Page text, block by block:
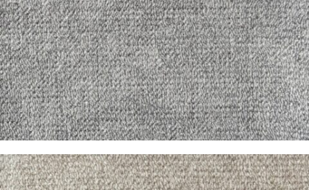
Pandora Perla